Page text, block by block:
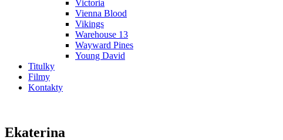
Victoria
Vienna Blood
Vikings
Warehouse 13
Wayward Pines
Young David
Titulky
Filmy
Kontakty
Ekaterina